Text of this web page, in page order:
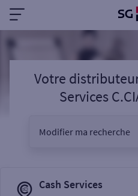
Votre
Services
Modifier ma recherche
Cash Services